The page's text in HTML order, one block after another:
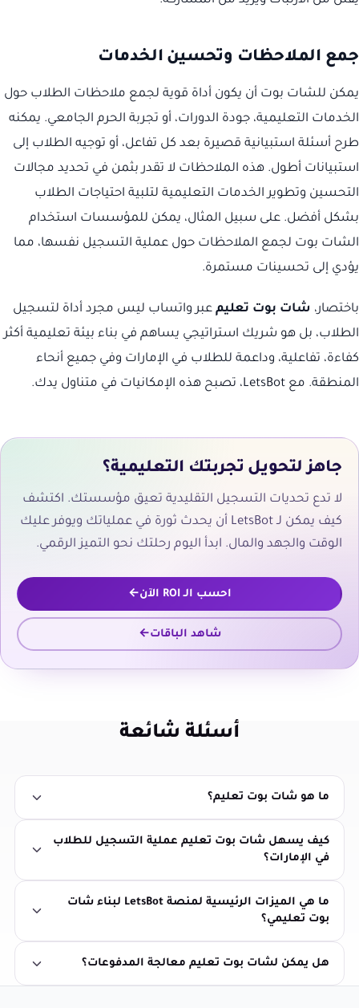
جمع الملاحظات وتحسين الخدمات
يمكن للشات بوت أن يكون أداة قوية لجمع ملاحظات الطلاب حول
الخدمات التعليمية، جودة الدورات، أو تجربة الحرم الجامعي. يمكنه
طرح أسئلة استبيانية قصيرة بعد كل تفاعل، أو توجيه الطلاب إلى
استبيانات أطول. هذه الملاحظات لا تقدر بثمن في تحديد مجالات
التحسين وتطوير الخدمات التعليمية لتلبية احتياجات الطلاب
بشكل أفضل. على سبيل المثال، يمكن للمؤسسات استخدام
الشات بوت لجمع الملاحظات حول عملية التسجيل نفسها، مما
يؤدي إلى تحسينات مستمرة.
باختصار، شات بوت تعليم عبر واتساب ليس مجرد أداة لتسجيل
الطلاب، بل هو شريك استراتيجي يساهم في بناء بيئة تعليمية أكثر
كفاءة، تفاعلية، وداعمة للطلاب في الإمارات وفي جميع أنحاء
المنطقة. مع LetsBot، تصبح هذه الإمكانيات في متناول يدك.
جاهز لتحويل تجربتك التعليمية؟
لا تدع تحديات التسجيل التقليدية تعيق مؤسستك. اكتشف
كيف يمكن لـ LetsBot أن يحدث ثورة في عملياتك ويوفر عليك
الوقت والجهد والمال. ابدأ اليوم رحلتك نحو التميز الرقمي.
احسب الـ ROI الآن
شاهد الباقات
أسئلة شائعة
ما هو شات بوت تعليم؟
كيف يسهل شات بوت تعليم عملية التسجيل للطلاب
في الإمارات؟
ما هي الميزات الرئيسية لمنصة LetsBot لبناء شات
بوت تعليمي؟
هل يمكن لشات بوت تعليم معالجة المدفوعات؟